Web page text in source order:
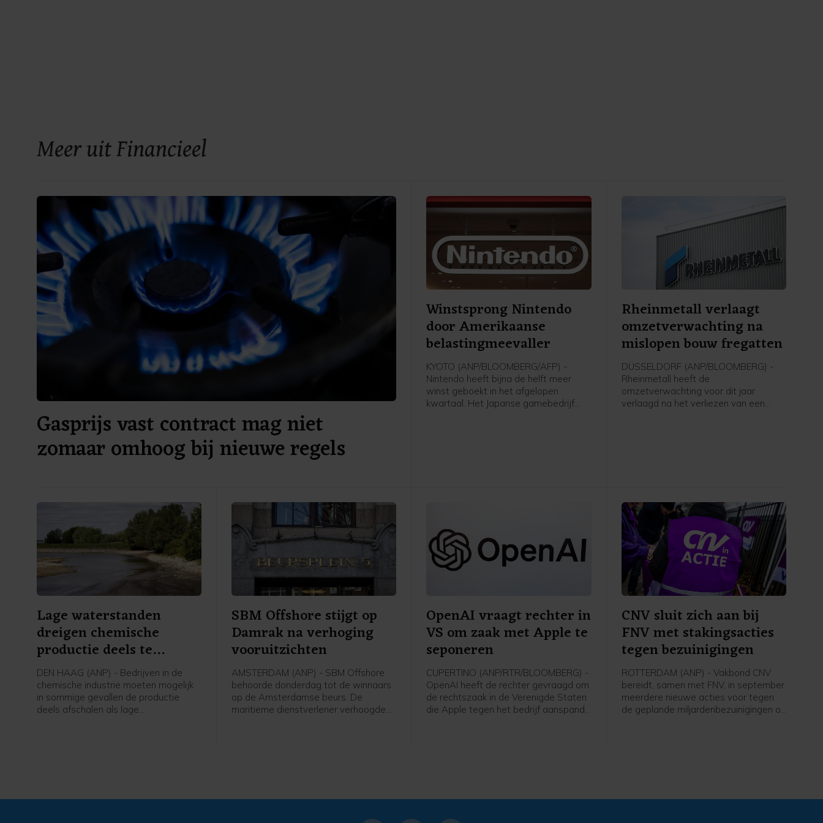
Meer uit Financieel
Gasprijs vast contract mag niet
zomaar omhoog bij nieuwe regels
Winstsprong Nintendo
door Amerikaanse
belastingmeevaller
KYOTO (ANP/BLOOMBERG/AFP) -
Nintendo heeft bijna de helft meer
winst geboekt in het afgelopen
kwartaal. Het Japanse gamebedrijf
Rheinmetall verlaagt
omzetverwachting na
mislopen bouw fregatten
DÜSSELDORF (ANP/BLOOMBERG) -
Rheinmetall heeft de
omzetverwachting voor dit jaar
verlaagd na het verliezen van een
Lage waterstanden
dreigen chemische
productie deels te
beperken
DEN HAAG (ANP) - Bedrijven in de
chemische industrie moeten mogelijk
in sommige gevallen de productie
deels afschalen als lage
SBM Offshore stijgt op
Damrak na verhoging
vooruitzichten
AMSTERDAM (ANP) - SBM Offshore
behoorde donderdag tot de winnaars
op de Amsterdamse beurs. De
maritieme dienstverlener verhoogde
OpenAI vraagt rechter in
VS om zaak met Apple te
seponeren
CUPERTINO (ANP/RTR/BLOOMBERG) -
OpenAI heeft de rechter gevraagd om
de rechtszaak in de Verenigde Staten
die Apple tegen het bedrijf aanspande
CNV sluit zich aan bij
FNV met stakingsacties
tegen bezuinigingen
ROTTERDAM (ANP) - Vakbond CNV
bereidt, samen met FNV, in september
meerdere nieuwe acties voor tegen
de geplande miljardenbezuinigingen op